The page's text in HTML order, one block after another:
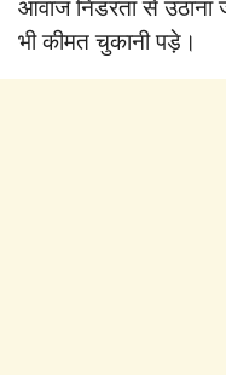
आवाज निडरता से उठाना
भी कीमत चुकानी पड़े।